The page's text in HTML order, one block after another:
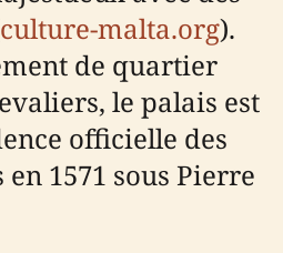
culture-malta.org).
de quartier
le palais est
officielle des
1571 sous Pierre